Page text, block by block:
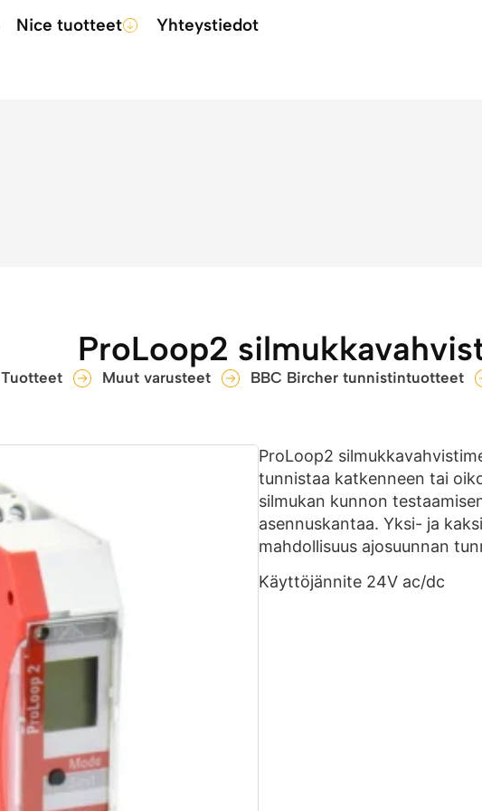
Nice tuotteet Yhteystiedot
ProLoop2
Tuotteet Muut varusteet BBC Bircher tunnistintuotteet
ProLoop2
tunnistaa katkenneen tai
silmukan kunnon
asennuskantaa. Yksi- ja
mahdollisuus ajosuunnan
Käyttöjännite 24V ac/dc